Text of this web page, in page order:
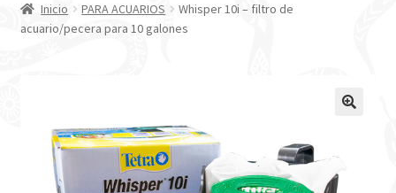
Tienda
Inicio PARA ACUARIOS
Whisper 10i – filtro de
acuario/pecera para 10 galones